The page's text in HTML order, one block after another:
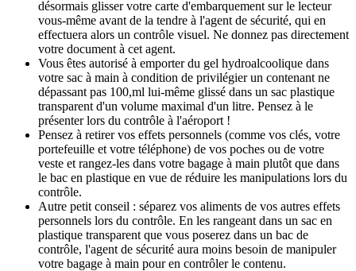
désormais glisser votre carte d'embarquement sur le lecteur
vous-même avant de la tendre à l'agent de sécurité, qui en
effectuera alors un contrôle visuel. Ne donnez pas directement
votre document à cet agent.
Vous êtes autorisé à emporter du gel hydroalcoolique dans
votre sac à main à condition de privilégier un contenant ne
dépassant pas 100,ml lui-même glissé dans un sac plastique
transparent d'un volume maximal d'un litre. Pensez à le
présenter lors du contrôle à l'aéroport !
Pensez à retirer vos effets personnels (comme vos clés, votre
portefeuille et votre téléphone) de vos poches ou de votre
veste et rangez-les dans votre bagage à main plutôt que dans
le bac en plastique en vue de réduire les manipulations lors du
contrôle.
Autre petit conseil : séparez vos aliments de vos autres effets
personnels lors du contrôle. En les rangeant dans un sac en
plastique transparent que vous poserez dans un bac de
contrôle, l'agent de sécurité aura moins besoin de manipuler
votre bagage à main pour en contrôler le contenu.